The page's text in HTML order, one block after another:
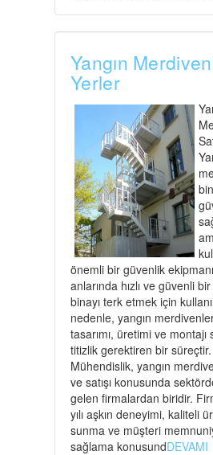
Yangın
Yerler
önemli bir güvenlik
anlarında hızlı ve güvenli
binayı terk etmek için
nedenle, yangın
tasarımı, üretimi ve
titizlik gerektiren bir
Mühendislik, yangın
ve satışı konusunda
gelen firmalardan biridir.
yılı aşkın deneyimi, kaliteli
sunma ve müşteri
sağlama konusundDEVAMI